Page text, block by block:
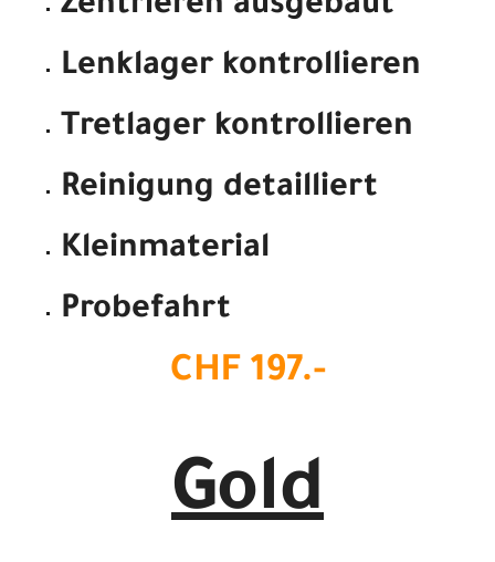
Lenklager kontrollieren
Tretlager kontrollieren
Reinigung detailliert
Kleinmaterial
Probefahrt
CHF 197.-
Gold